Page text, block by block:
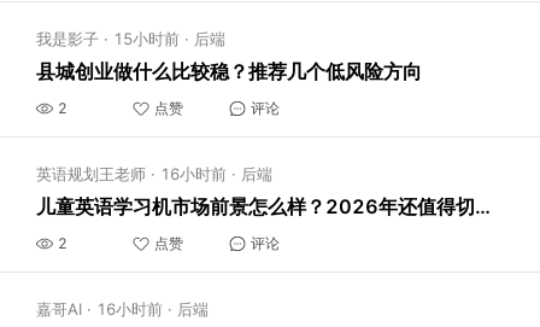
我是影子 · 15小时前 · 后端
县城创业做什么比较稳？推荐几个低风险方向
2 点赞 评论
英语规划王老师 · 16小时前 · 后端
儿童英语学习机市场前景怎么样？2026年还值得切入吗
2 点赞 评论
嘉哥AI · 16小时前 · 后端